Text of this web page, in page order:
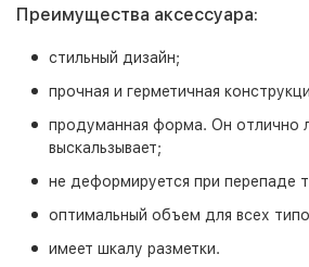
Преимущества аксессуара:
стильный дизайн;
прочная и герметичная
продуманная форма. Он отлично
выскальзывает;
не деформируется при перепаде
оптимальный объем для всех
имеет шкалу разметки.